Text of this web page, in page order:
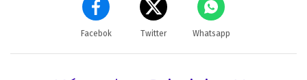
Facebok Twitter Whatsapp